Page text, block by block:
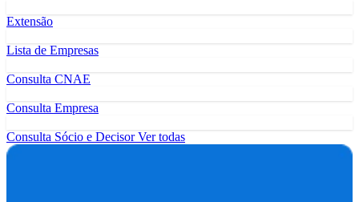
Extensão
Lista de Empresas
Consulta CNAE
Consulta Empresa
Consulta Sócio e DecisorVer todas